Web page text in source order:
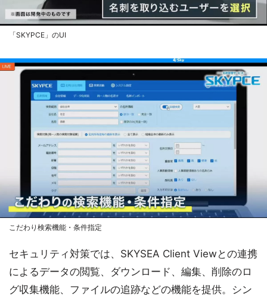
「SKYPCE」のUI
こだわり検索機能・条件指定
セキュリティ対策では、SKYSEA Client Viewとの連携
によるデータの閲覧、ダウンロード、編集、削除のロ
グ収集機能、ファイルの追跡などの機能を提供。シン